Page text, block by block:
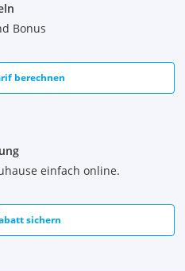
Bonus
berechnen
einfach online.
sichern